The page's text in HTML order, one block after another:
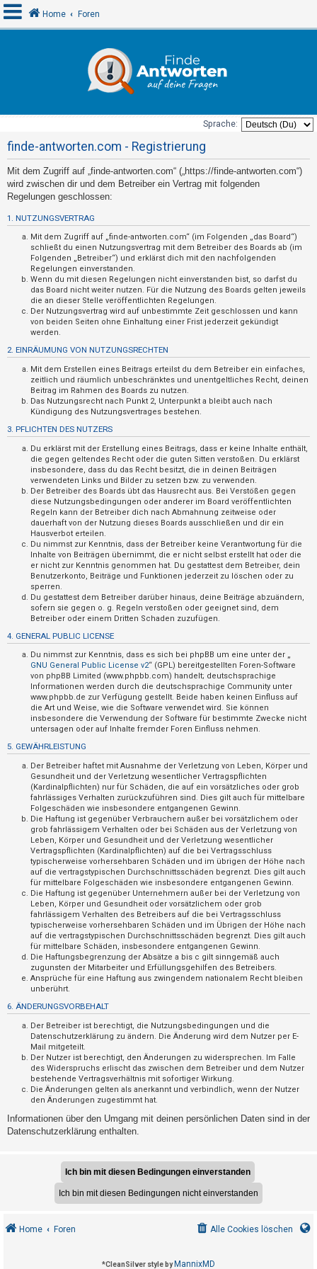
l
d
e
n
t
w
e
t
e
m
Home Foren
Sprache:
finde-antworten.com - Registrierung
Mit dem Zugriff auf „finde-antworten.com“ („https://finde-antworten.com“)
wird zwischen dir und dem Betreiber ein Vertrag mit folgenden
Regelungen geschlossen:
1. NUTZUNGSVERTRAG
Mit dem Zugriff auf „finde-antworten.com“ (im Folgenden „das Board“)
schließt du einen Nutzungsvertrag mit dem Betreiber des Boards ab (im
Folgenden „Betreiber“) und erklärst dich mit den nachfolgenden
Regelungen einverstanden.
Wenn du mit diesen Regelungen nicht einverstanden bist, so darfst du
das Board nicht weiter nutzen. Für die Nutzung des Boards gelten jeweils
die an dieser Stelle veröffentlichten Regelungen.
Der Nutzungsvertrag wird auf unbestimmte Zeit geschlossen und kann
von beiden Seiten ohne Einhaltung einer Frist jederzeit gekündigt
werden.
2. EINRÄUMUNG VON NUTZUNGSRECHTEN
Mit dem Erstellen eines Beitrags erteilst du dem Betreiber ein einfaches,
zeitlich und räumlich unbeschränktes und unentgeltliches Recht, deinen
Beitrag im Rahmen des Boards zu nutzen.
Das Nutzungsrecht nach Punkt 2, Unterpunkt a bleibt auch nach
Kündigung des Nutzungsvertrages bestehen.
3. PFLICHTEN DES NUTZERS
Du erklärst mit der Erstellung eines Beitrags, dass er keine Inhalte enthält,
die gegen geltendes Recht oder die guten Sitten verstoßen. Du erklärst
insbesondere, dass du das Recht besitzt, die in deinen Beiträgen
verwendeten Links und Bilder zu setzen bzw. zu verwenden.
Der Betreiber des Boards übt das Hausrecht aus. Bei Verstößen gegen
diese Nutzungsbedingungen oder anderer im Board veröffentlichten
Regeln kann der Betreiber dich nach Abmahnung zeitweise oder
dauerhaft von der Nutzung dieses Boards ausschließen und dir ein
Hausverbot erteilen.
Du nimmst zur Kenntnis, dass der Betreiber keine Verantwortung für die
Inhalte von Beiträgen übernimmt, die er nicht selbst erstellt hat oder die
er nicht zur Kenntnis genommen hat. Du gestattest dem Betreiber, dein
Benutzerkonto, Beiträge und Funktionen jederzeit zu löschen oder zu
sperren.
Du gestattest dem Betreiber darüber hinaus, deine Beiträge abzuändern,
sofern sie gegen o. g. Regeln verstoßen oder geeignet sind, dem
Betreiber oder einem Dritten Schaden zuzufügen.
4. GENERAL PUBLIC LICENSE
Du nimmst zur Kenntnis, dass es sich bei phpBB um eine unter der „
GNU General Public License v2“ (GPL) bereitgestellten Foren-Software
von phpBB Limited (www.phpbb.com) handelt; deutschsprachige
Informationen werden durch die deutschsprachige Community unter
www.phpbb.de zur Verfügung gestellt. Beide haben keinen Einfluss auf
die Art und Weise, wie die Software verwendet wird. Sie können
insbesondere die Verwendung der Software für bestimmte Zwecke nicht
untersagen oder auf Inhalte fremder Foren Einfluss nehmen.
5. GEWÄHRLEISTUNG
Der Betreiber haftet mit Ausnahme der Verletzung von Leben, Körper und
Gesundheit und der Verletzung wesentlicher Vertragspflichten
(Kardinalpflichten) nur für Schäden, die auf ein vorsätzliches oder grob
fahrlässiges Verhalten zurückzuführen sind. Dies gilt auch für mittelbare
Folgeschäden wie insbesondere entgangenen Gewinn.
Die Haftung ist gegenüber Verbrauchern außer bei vorsätzlichem oder
grob fahrlässigem Verhalten oder bei Schäden aus der Verletzung von
Leben, Körper und Gesundheit und der Verletzung wesentlicher
Vertragspflichten (Kardinalpflichten) auf die bei Vertragsschluss
typischerweise vorhersehbaren Schäden und im übrigen der Höhe nach
auf die vertragstypischen Durchschnittsschäden begrenzt. Dies gilt auch
für mittelbare Folgeschäden wie insbesondere entgangenen Gewinn.
Die Haftung ist gegenüber Unternehmern außer bei der Verletzung von
Leben, Körper und Gesundheit oder vorsätzlichem oder grob
fahrlässigem Verhalten des Betreibers auf die bei Vertragsschluss
typischerweise vorhersehbaren Schäden und im Übrigen der Höhe nach
auf die vertragstypischen Durchschnittsschäden begrenzt. Dies gilt auch
für mittelbare Schäden, insbesondere entgangenen Gewinn.
Die Haftungsbegrenzung der Absätze a bis c gilt sinngemäß auch
zugunsten der Mitarbeiter und Erfüllungsgehilfen des Betreibers.
Ansprüche für eine Haftung aus zwingendem nationalem Recht bleiben
unberührt.
6. ÄNDERUNGSVORBEHALT
Der Betreiber ist berechtigt, die Nutzungsbedingungen und die
Datenschutzerklärung zu ändern. Die Änderung wird dem Nutzer per E-
Mail mitgeteilt.
Der Nutzer ist berechtigt, den Änderungen zu widersprechen. Im Falle
des Widerspruchs erlischt das zwischen dem Betreiber und dem Nutzer
bestehende Vertragsverhältnis mit sofortiger Wirkung.
Die Änderungen gelten als anerkannt und verbindlich, wenn der Nutzer
den Änderungen zugestimmt hat.
Informationen über den Umgang mit deinen persönlichen Daten sind in der
Datenschutzerklärung enthalten.
Home Foren Alle Cookies löschen
*CleanSilver style byMannixMD